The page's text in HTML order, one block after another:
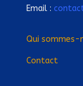
Email :
Qui sommes-
Contact